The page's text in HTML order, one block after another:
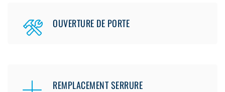
OUVERTURE DE PORTE
REMPLACEMENT SERRURE